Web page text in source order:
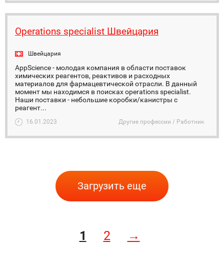
Operations specialist Швейцария
Швейцария
AppScience - молодая компания в области поставок
химических реагентов, реактивов и расходных
материалов для фармацевтической отрасли. В данный
момент мы находимся в поисках operations specialist.
Наши поставки - небольшие коробки/канистры с
реагент...
16.01.2023 Другие профессии / Работник
Загрузить еще
1 2 →